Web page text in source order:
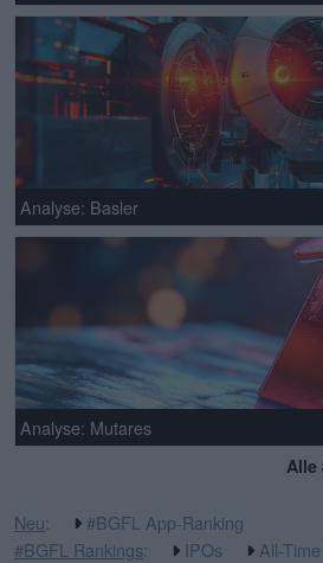
Analyse: Basler
Analyse: Mutares
Alle
Neu:
#BGFL App-Ranking
#BGFL Rankings: IPOs All-